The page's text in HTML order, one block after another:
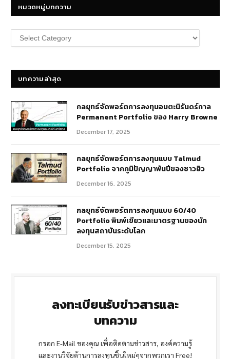
หมวดหมู่บทความ
หมวด
หมู่
บทความล่าสุด
กลยุทธ์​จัดพอร์ตการลงทุนอมตะนิรันดร์กาล
Permanent Portfolio ของ Harry Browne
December 17, 2025
กลยุทธ์จัดพอร์ตการลงทุนแบบ Talmud
Portfolio จากภูมิปัญญาพันปีของชาวยิว
December 16, 2025
กลยุทธ์จัดพอร์ตการลงทุนแบบ 60/40
Portfolio พิมพ์เขียวและมาตรฐานของนัก
ลงทุนสถาบันระดับโลก
December 15, 2025
ลงทะเบียนรับข่าวสารและ
บทความ
กรอก E-Mail ของคุณ เพื่อติดตามข่าวสาร, องค์ความรู้
และงานวิจัยด้านการลงทุนชิ้นใหม่ๆจากพวกเรา Free!